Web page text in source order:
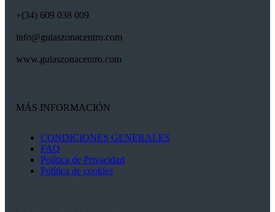
+(34) 609 038 009
info@guiaszonacentro.com
www.guiaszonacentro.com
MÁS INFORMACIÓN
CONDICIONES GENERALES
FAQ
Política de Privacidad
Política de cookies